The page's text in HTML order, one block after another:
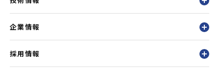
企業情報
採用情報